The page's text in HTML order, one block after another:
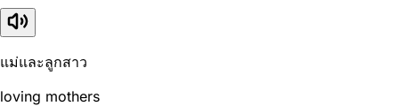
แม่และลูกสาว
loving mothers